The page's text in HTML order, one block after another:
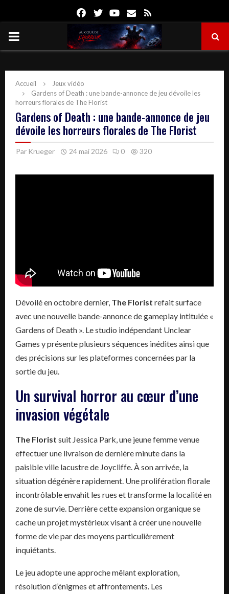
FacebookTwitterYoutube
Email
PRIMARY
Accueil
Jeux vidéo
Gardens of Death : une bande-annonce de jeu dévoile les
horreurs florales de The Florist
Gardens of Death : une bande-annonce de jeu
dévoile les horreurs florales de The Florist
Par Krueger 24 mai 2026 0 320
Dévoilé en octobre dernier, The Florist refait surface
avec une nouvelle bande-annonce de gameplay intitulée «
Gardens of Death ». Le studio indépendant Unclear
Games y présente plusieurs séquences inédites ainsi que
des précisions sur les plateformes concernées par la
sortie du jeu.
Un survival horror au cœur d’une
invasion végétale
The Florist suit Jessica Park, une jeune femme venue
effectuer une livraison de dernière minute dans la
paisible ville lacustre de Joycliffe. À son arrivée, la
situation dégénère rapidement. Une prolifération florale
incontrôlable envahit les rues et transforme la localité en
zone de survie. Derrière cette expansion organique se
cache un projet mystérieux visant à créer une nouvelle
forme de vie par des moyens particulièrement
inquiétants.
Le jeu adopte une approche mêlant exploration,
résolution d’énigmes et affrontements. Les